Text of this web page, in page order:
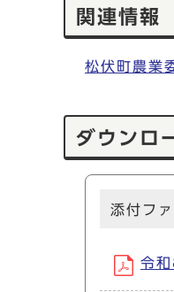
関連情報
松伏町農業
ダウンロ
添付フ
令